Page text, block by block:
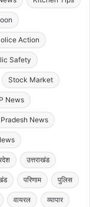
Action
Safety
Stock Market
News
News
उत्तराखंड
परिणाम पुलिस
वायरल व्यापार